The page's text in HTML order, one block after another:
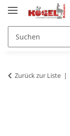
Zurück zur Liste